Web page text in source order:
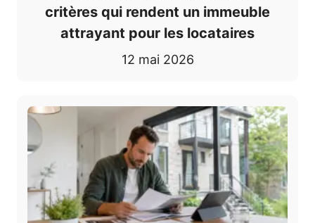
critères qui rendent un immeuble
attrayant pour les locataires
12 mai 2026